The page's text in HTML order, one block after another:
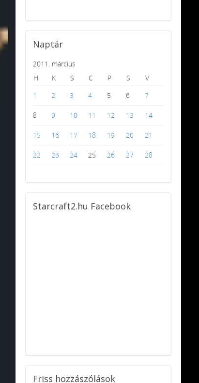
Naptár
2011. március
H
K S C P S
V
1
2 3 4 5 6 7
8 9 10 11 12 13 14
15 16 17 18 19 20 21
22 23 24 25 26 27 28
Starcraft2.hu Facebook
Friss hozzászólások